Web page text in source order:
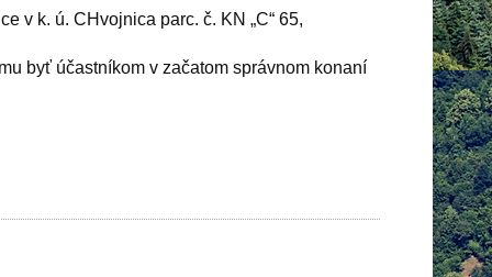
v k. ú. CHvojnica parc. č. KN „C“ 65,
byť účastníkom v začatom správnom konaní